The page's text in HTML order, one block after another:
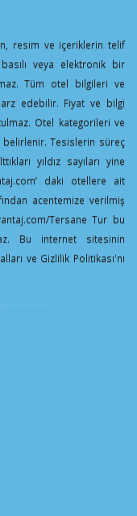
resim ve içeriklerin telif
veya elektronik bir
Tüm otel bilgileri ve
edebilir. Fiyat ve bilgi
Otel kategorileri ve
belirlenir. Tesislerin süreç
yıldız sayıları yine
daki otellere ait
acentemize verilmiş
Tersane Tur bu
Bu internet sitesinin
ve Gizlilik Politikası'nı